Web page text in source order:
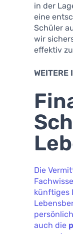
in der
eine
Schüler
wir
effektiv
WEITERE
Die
künftiges
auch die